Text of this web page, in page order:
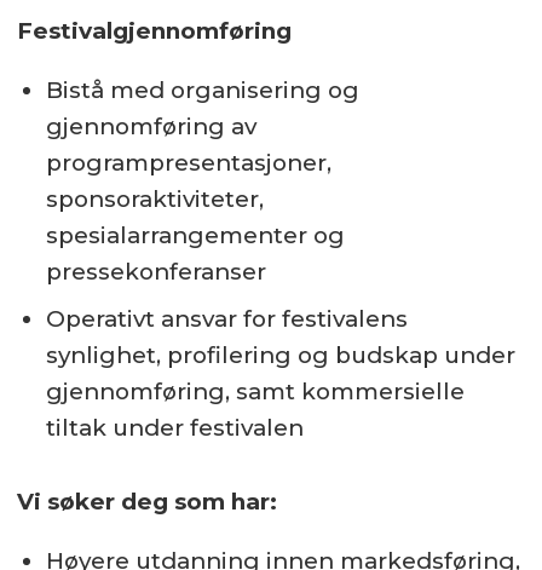
Festivalgjennomføring
Bistå med organisering og
gjennomføring av
programpresentasjoner,
sponsoraktiviteter,
spesialarrangementer og
pressekonferanser
Operativt ansvar for festivalens
synlighet, profilering og budskap under
gjennomføring, samt kommersielle
tiltak under festivalen
Vi søker deg som har:
Høyere utdanning innen markedsføring,